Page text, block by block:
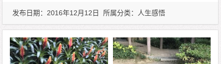
发布日期：2016年12月12日 所属分类： 人生感悟